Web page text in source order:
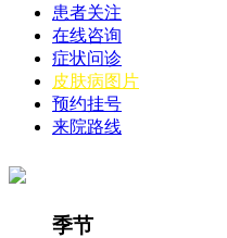
患者关注
在线咨询
症状问诊
皮肤病图片
预约挂号
来院路线
季节